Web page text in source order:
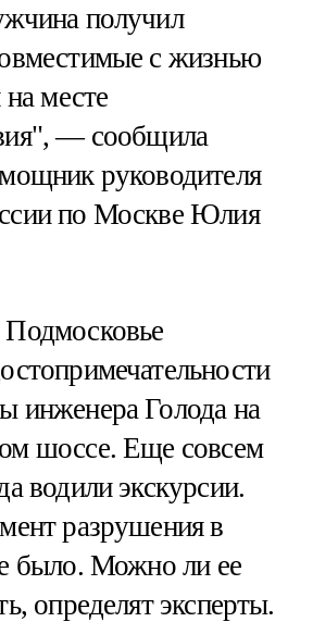
получил
с жизнью
на месте
— сообщила
руководителя
по Москве Юлия
инженера Голода на
шоссе. Еще совсем
водили экскурсии.
разрушения в
было. Можно ли ее
определят эксперты.